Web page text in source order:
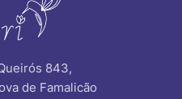
vida, podemos
como
educação ao
843,
de Famalicão